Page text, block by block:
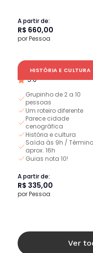
A partir de:
R$ 660,00
por Pessoa
HISTÓRIA E CULTURA
Lapa: Passeio
5.0
Grupinho de 2 a 10
pessoas
Um roteiro diferente
Parece cidade
cenográfica
História e cultura
Saída às 9h / Término
aprox. 16h
Guias nota 10!
A partir de:
R$ 335,00
por Pessoa
Ver